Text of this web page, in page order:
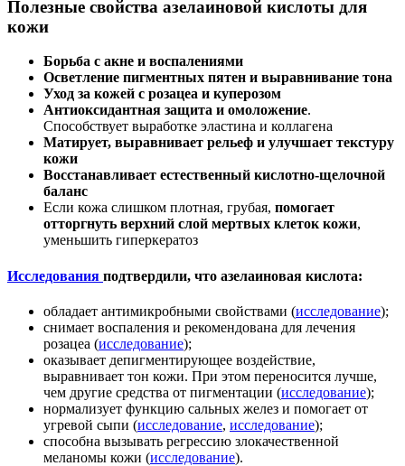
Полезные свойства азелаиновой кислоты для
кожи
Борьба с акне и воспалениями
Осветление пигментных пятен и выравнивание тона
Уход за кожей с розацеа и куперозом
Антиоксидантная защита и омоложение.
Способствует выработке эластина и коллагена
Матирует, выравнивает рельеф и улучшает текстуру
кожи
Восстанавливает естественный кислотно-щелочной
баланс
Если кожа слишком плотная, грубая, помогает
отторгнуть верхний слой мертвых клеток кожи,
уменьшить гиперкератоз
Исследования подтвердили, что азелаиновая кислота:
обладает антимикробными свойствами (исследование);
снимает воспаления и рекомендована для лечения
розацеа (исследование);
оказывает депигментирующее воздействие,
выравнивает тон кожи. При этом переносится лучше,
чем другие средства от пигментации (исследование);
нормализует функцию сальных желез и помогает от
угревой сыпи (исследование, исследование);
способна вызывать регрессию злокачественной
меланомы кожи (исследование).